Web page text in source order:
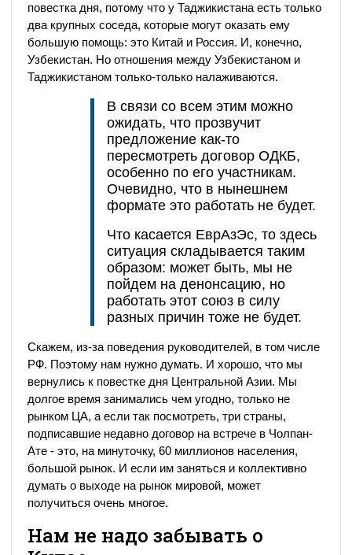
повестка дня, потому что у Таджикистана есть только
два крупных соседа, которые могут оказать ему
большую помощь: это Китай и Россия. И, конечно,
Узбекистан. Но отношения между Узбекистаном и
Таджикистаном только-только налаживаются.
В связи со всем этим можно
ожидать, что прозвучит
предложение как-то
пересмотреть договор ОДКБ,
особенно по его участникам.
Очевидно, что в нынешнем
формате это работать не будет.
Что касается ЕврАзЭс, то здесь
ситуация складывается таким
образом: может быть, мы не
пойдем на денонсацию, но
работать этот союз в силу
разных причин тоже не будет.
Скажем, из-за поведения руководителей, в том числе
РФ. Поэтому нам нужно думать. И хорошо, что мы
вернулись к повестке дня Центральной Азии. Мы
долгое время занимались чем угодно, только не
рынком ЦА, а если так посмотреть, три страны,
подписавшие недавно договор на встрече в Чолпан-
Ате - это, на минуточку, 60 миллионов населения,
большой рынок. И если им заняться и коллективно
думать о выходе на рынок мировой, может
получиться очень многое.
Нам не надо забывать о